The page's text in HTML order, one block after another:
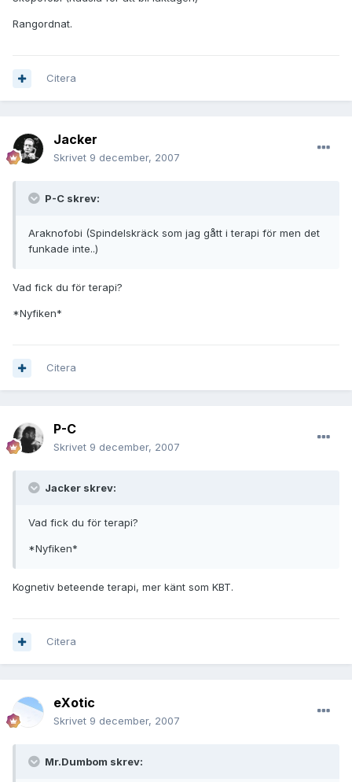
Rangordnat.
Citera
Jacker
Skrivet 9 december, 2007
P-C skrev:
Araknofobi (Spindelskräck som jag gått i terapi för men det
funkade inte..)
Vad fick du för terapi?
*Nyfiken*
Citera
P-C
Skrivet 9 december, 2007
Jacker skrev:
Vad fick du för terapi?
*Nyfiken*
Kognetiv beteende terapi, mer känt som KBT.
Citera
eXotic
Skrivet 9 december, 2007
Mr.Dumbom skrev: